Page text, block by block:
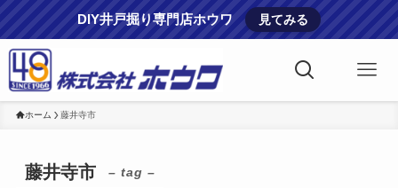
DIY井戸掘り専門店ホウワ 見てみる
ホーム 藤井寺市
藤井寺市 – tag –